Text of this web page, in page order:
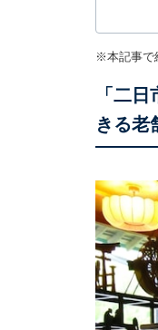
※本記事で
「二
きる老